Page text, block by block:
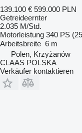
139.100 € 599.000 PLN
Getreideernter
2.035 M/Std.
Motorleistung 340 PS
Arbeitsbreite 6 m
Polen, Krzyżanów
CLAAS POLSKA
Verkäufer kontaktieren